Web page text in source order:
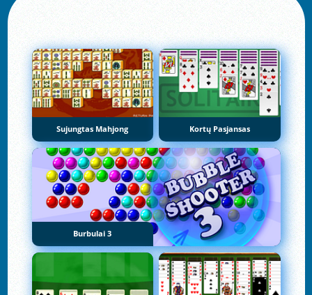
Sujungtas Mahjong Kortų Pasjansas
Burbulai 3